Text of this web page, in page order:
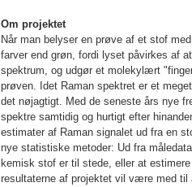
Om projektet
Når man belyser en prøve af et stof
farver end grøn, fordi lyset påvirkes af
spektrum, og udgør et molekylært
prøven. Idet Raman spektret er et
det nøjagtigt. Med de seneste års nye
spektre samtidig og hurtigt efter
estimater af Raman signalet ud fra en
nye statistiske metoder: Ud fra
kemisk stof er til stede, eller at
resultaterne af projektet vil være med til